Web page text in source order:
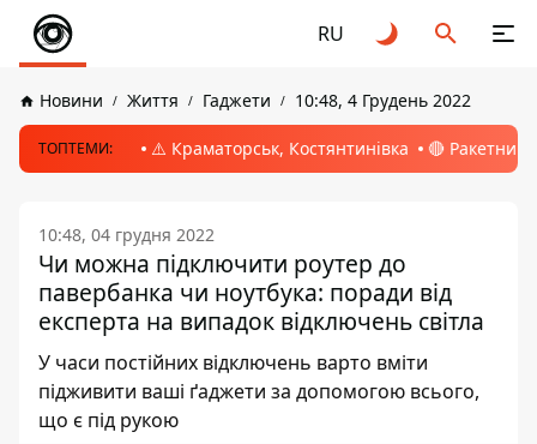
RU
Новини Життя Гаджети 10:48, 4 Грудень 2022
ТОПТЕМИ: ⚠️ Краматорськ, Костянтинівка 🔴 Ракетний
10:48, 04 грудня 2022
Чи можна підключити роутер до
павербанка чи ноутбука: поради від
експерта на випадок відключень світла
У часи постійних відключень варто вміти
підживити ваші ґаджети за допомогою всього,
що є під рукою